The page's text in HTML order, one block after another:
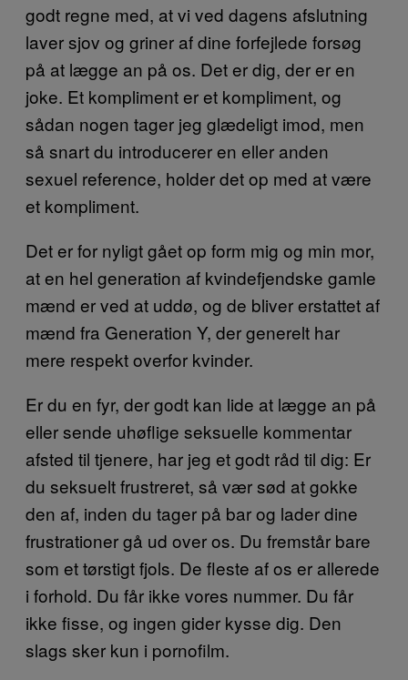
godt regne med, at vi ved dagens afslutning
laver sjov og griner af dine forfejlede forsøg
på at lægge an på os. Det er dig, der er en
joke. Et kompliment er et kompliment, og
sådan nogen tager jeg glædeligt imod, men
så snart du introducerer en eller anden
sexuel reference, holder det op med at være
et kompliment.
Det er for nyligt gået op form mig og min mor,
at en hel generation af kvindefjendske gamle
mænd er ved at uddø, og de bliver erstattet af
mænd fra Generation Y, der generelt har
mere respekt overfor kvinder.
Er du en fyr, der godt kan lide at lægge an på
eller sende uhøflige seksuelle kommentar
afsted til tjenere, har jeg et godt råd til dig: Er
du seksuelt frustreret, så vær sød at gokke
den af, inden du tager på bar og lader dine
frustrationer gå ud over os. Du fremstår bare
som et tørstigt fjols. De fleste af os er allerede
i forhold. Du får ikke vores nummer. Du får
ikke fisse, og ingen gider kysse dig. Den
slags sker kun i pornofilm.